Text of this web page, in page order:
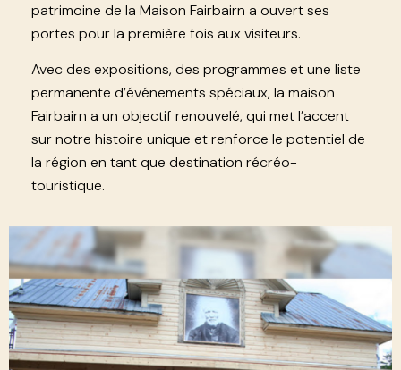
patrimoine de la Maison Fairbairn a ouvert ses
portes pour la première fois aux visiteurs.
Avec des expositions, des programmes et une liste
permanente d’événements spéciaux, la maison
Fairbairn a un objectif renouvelé, qui met l’accent
sur notre histoire unique et renforce le potentiel de
la région en tant que destination récréo-
touristique.